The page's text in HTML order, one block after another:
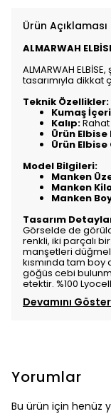
Ürün Açıklaması
ALMARWAH
ALMARWAH
tasarımıyla dikkat
Teknik Özellikler:
Kumaş
Kalıp:Rahat
Ürün Elbise
Ürün
Model Bilgileri:
Manken
Manken
Manken
Tasarım
Görselde de
renkli, iki parçalı bir
manşetleri
kısmında tam
göğüs cebi
etektir. %100
Devamını Göster
Yorumlar
Bu ürün için henüz